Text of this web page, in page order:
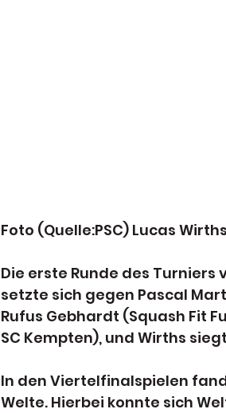
Foto (Quelle:PSC) Lucas Wirths
Die erste Runde des
setzte sich gegen Pascal
Rufus Gebhardt (Squash Fit
SC Kempten), und Wirths
In den Viertelfinalspielen
Welte. Hierbei konnte sich